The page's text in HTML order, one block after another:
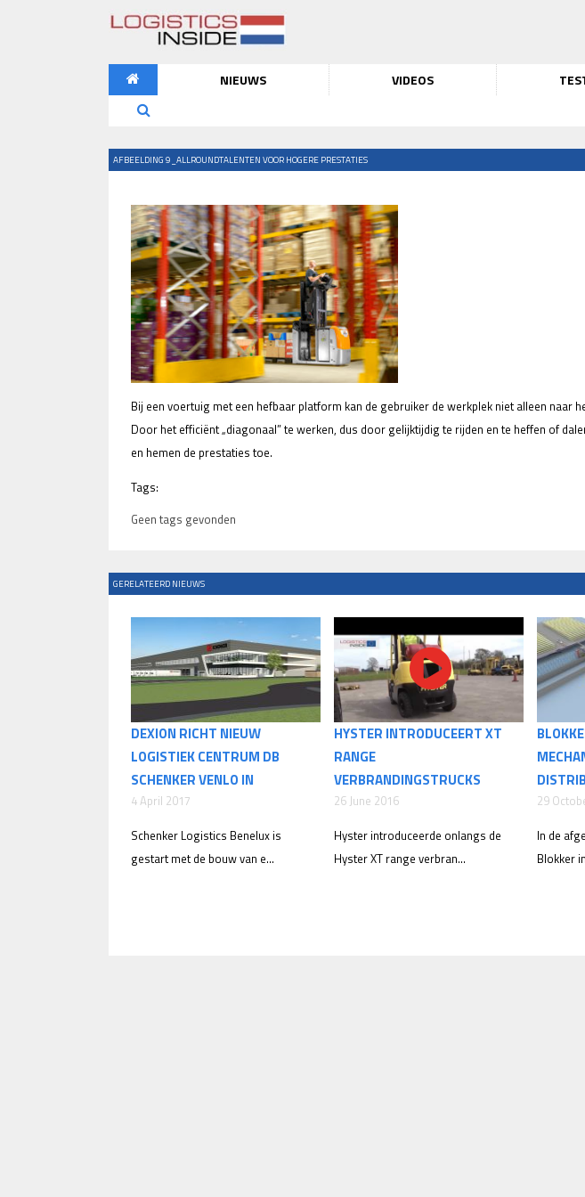
NIEUWS VIDEOS
AFBEELDING 9_ALLROUNDTALENTEN VOOR HOGERE PRESTATIES
Bij een voertuig met een hefbaar platform kan de gebruiker de werkplek niet alleen naar
Door het efficiënt „diagonaal” te werken, dus door gelijktijdig te rijden en te heffen of
en hemen de prestaties toe.
Tags:
Geen tags gevonden
GERELATEERD NIEUWS
DEXION RICHT NIEUW
LOGISTIEK CENTRUM DB
SCHENKER VENLO IN
4 April 2017
Schenker Logistics Benelux is
gestart met de bouw van e...
HYSTER INTRODUCEERT XT
RANGE
VERBRANDINGSTRUCKS
26 June 2016
Hyster introduceerde onlangs de
Hyster XT range verbran...
29
In de
Blokker